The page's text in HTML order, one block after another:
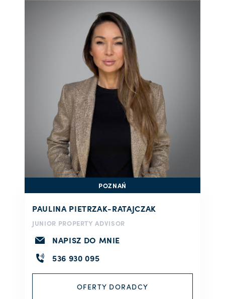
POZNAŃ
PAULINA PIETRZAK-RATAJCZAK
JUNIOR PROPERTY ADVISOR
NAPISZ DO MNIE
536 930 095
OFERTY DORADCY